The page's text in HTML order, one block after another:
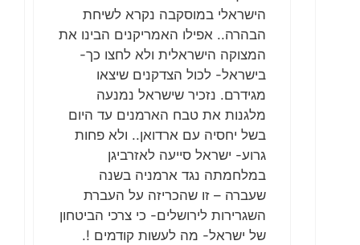
הישראלי במוסקבה נקרא לשיחת
הבהרה.. אפילו האמריקנים הבינו את
המצוקה הישראלית ולא לחצו כך-
בישראל- לכול הצדקנים שיצאו
מגידרם. נזכיר שישראל נמנעה
מלגנות את טבח הארמנים עד היום
בשל יחסיה עם ארדואן.. ולא פחות
גרוע- ישראל סייעה לאזרביגן
במלחמתה נגד ארמניה בשנה
שעברה – זו שהכריזה על העברת
השגרירות לירושלים- כי צרכי הביטחון
של ישראל- מה לעשות קודמים !.